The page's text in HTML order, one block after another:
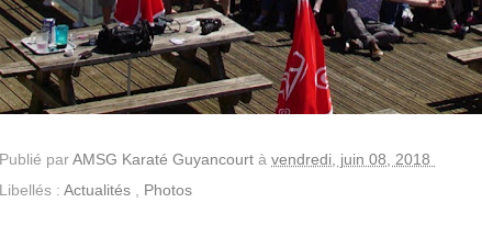
Publié par AMSG Karaté Guyancourt à vendredi, juin 08, 2018
Libellés : Actualités , Photos